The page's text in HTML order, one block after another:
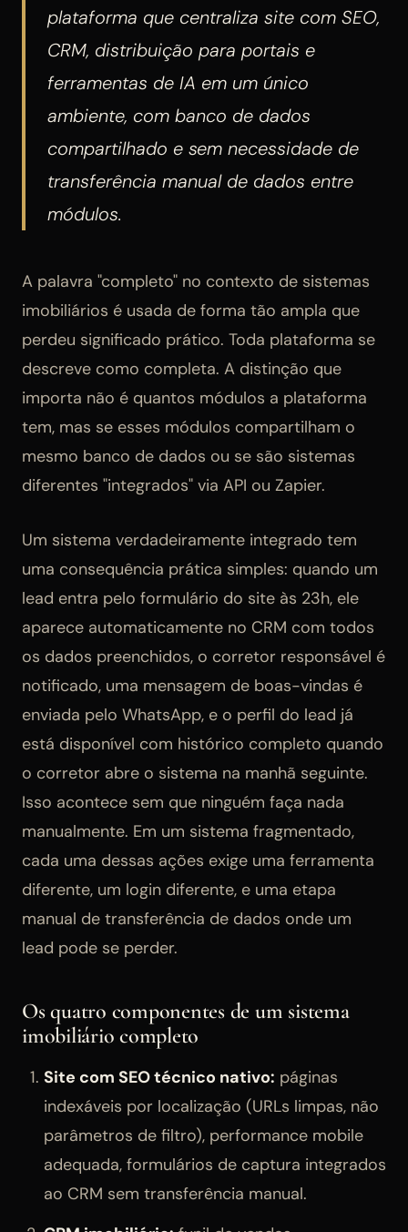
plataforma que centraliza site com SEO,
CRM, distribuição para portais e
ferramentas de IA em um único
ambiente, com banco de dados
compartilhado e sem necessidade de
transferência manual de dados entre
módulos.
A palavra "completo" no contexto de sistemas
imobiliários é usada de forma tão ampla que
perdeu significado prático. Toda plataforma se
descreve como completa. A distinção que
importa não é quantos módulos a plataforma
tem, mas se esses módulos compartilham o
mesmo banco de dados ou se são sistemas
diferentes "integrados" via API ou Zapier.
Um sistema verdadeiramente integrado tem
uma consequência prática simples: quando um
lead entra pelo formulário do site às 23h, ele
aparece automaticamente no CRM com todos
os dados preenchidos, o corretor responsável é
notificado, uma mensagem de boas-vindas é
enviada pelo WhatsApp, e o perfil do lead já
está disponível com histórico completo quando
o corretor abre o sistema na manhã seguinte.
Isso acontece sem que ninguém faça nada
manualmente. Em um sistema fragmentado,
cada uma dessas ações exige uma ferramenta
diferente, um login diferente, e uma etapa
manual de transferência de dados onde um
lead pode se perder.
Os quatro componentes de um sistema
imobiliário completo
Site com SEO técnico nativo: páginas
indexáveis por localização (URLs limpas, não
parâmetros de filtro), performance mobile
adequada, formulários de captura integrados
ao CRM sem transferência manual.